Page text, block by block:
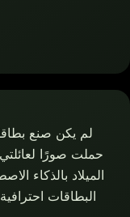
لم يكن صنع
حملت صورًا لعائلتي
الميلاد بالذكاء
البطاقات